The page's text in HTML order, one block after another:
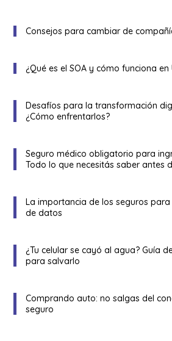
Consejos para cambiar de
¿Qué es el SOA y cómo funciona en
Desafíos para la transformación
¿Cómo enfrentarlos?
Seguro médico obligatorio para
Todo lo que necesitás saber antes
La importancia de los seguros
de datos
¿Tu celular se cayó al agua? Guía
para salvarlo
Comprando auto: no salgas del
seguro